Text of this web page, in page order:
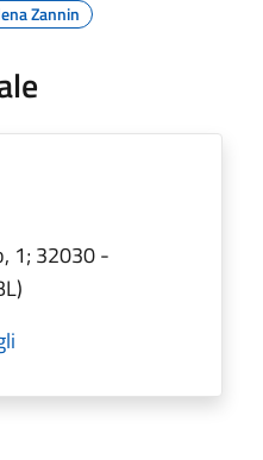
Zannin
1; 32030 -